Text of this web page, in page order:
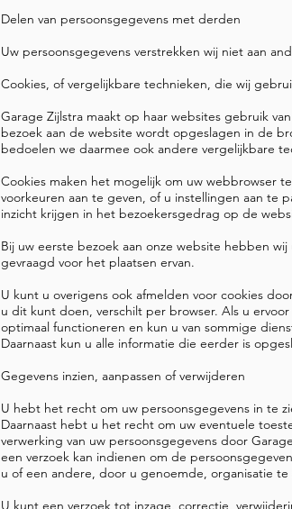
Delen van persoonsgegevens met derden
Uw persoonsgegevens verstrekken wij niet aan
Cookies, of vergelijkbare technieken, die wij
Garage Zijlstra maakt op haar websites gebruik
bezoek aan de website wordt opgeslagen in de
bedoelen we daarmee ook andere vergelijkbare
Cookies maken het mogelijk om uw webbrowser
voorkeuren aan te geven, of u instellingen aan te
inzicht krijgen in het bezoekersgedrag op de
Bij uw eerste bezoek aan onze website hebben
gevraagd voor het plaatsen ervan.
U kunt u overigens ook afmelden voor cookies
u dit kunt doen, verschilt per browser. Als u
optimaal functioneren en kun u van sommige
Daarnaast kun u alle informatie die eerder is
Gegevens inzien, aanpassen of verwijderen
U hebt het recht om uw persoonsgegevens in te
Daarnaast hebt u het recht om uw eventuele
verwerking van uw persoonsgegevens door
een verzoek kan indienen om de
u of een andere, door u genoemde, organisatie te
U kunt een verzoek tot inzage, correctie,